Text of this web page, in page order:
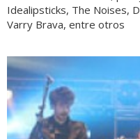
Idealipsticks, The Noises,
Varry Brava, entre otros